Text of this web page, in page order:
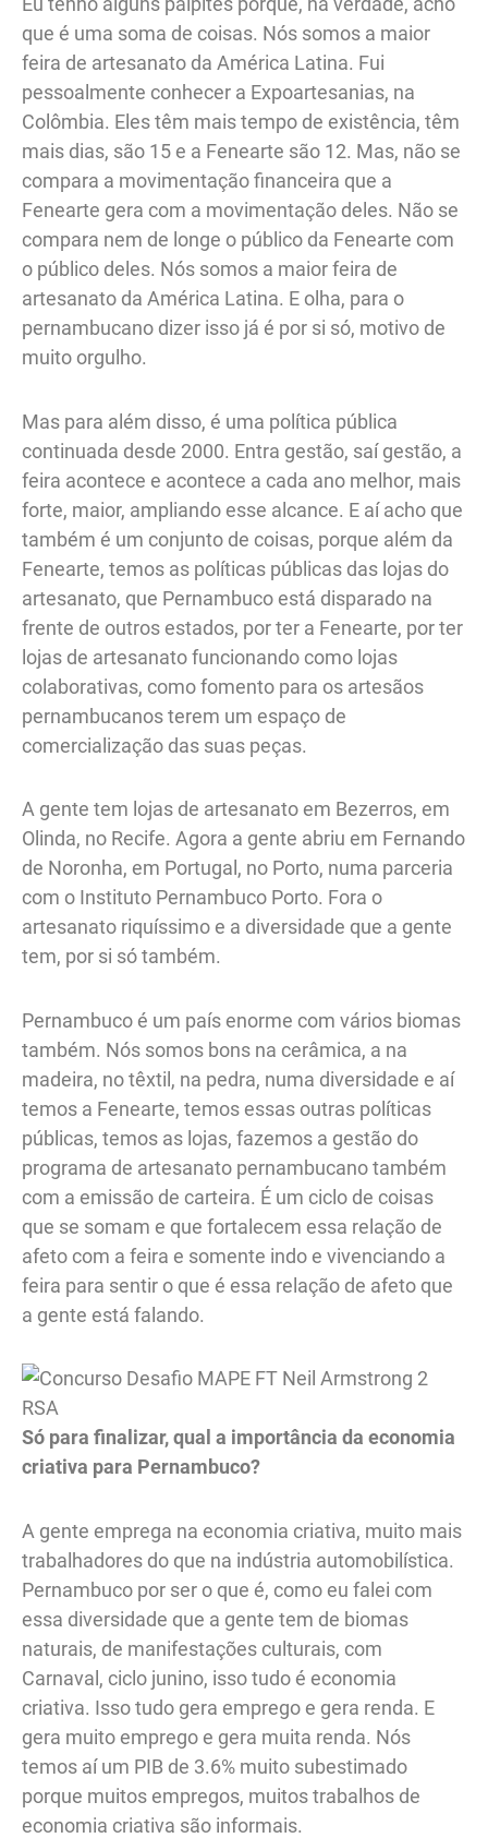
que é uma soma de coisas. Nós somos a maior
feira de artesanato da América Latina. Fui
pessoalmente conhecer a Expoartesanias, na
Colômbia. Eles têm mais tempo de existência, têm
mais dias, são 15 e a Fenearte são 12. Mas, não se
compara a movimentação financeira que a
Fenearte gera com a movimentação deles. Não se
compara nem de longe o público da Fenearte com
o público deles. Nós somos a maior feira de
artesanato da América Latina. E olha, para o
pernambucano dizer isso já é por si só, motivo de
muito orgulho.
Mas para além disso, é uma política pública
continuada desde 2000. Entra gestão, saí gestão, a
feira acontece e acontece a cada ano melhor, mais
forte, maior, ampliando esse alcance. E aí acho que
também é um conjunto de coisas, porque além da
Fenearte, temos as políticas públicas das lojas do
artesanato, que Pernambuco está disparado na
frente de outros estados, por ter a Fenearte, por ter
lojas de artesanato funcionando como lojas
colaborativas, como fomento para os artesãos
pernambucanos terem um espaço de
comercialização das suas peças.
A gente tem lojas de artesanato em Bezerros, em
Olinda, no Recife. Agora a gente abriu em Fernando
de Noronha, em Portugal, no Porto, numa parceria
com o Instituto Pernambuco Porto. Fora o
artesanato riquíssimo e a diversidade que a gente
tem, por si só também.
Pernambuco é um país enorme com vários biomas
também. Nós somos bons na cerâmica, a na
madeira, no têxtil, na pedra, numa diversidade e aí
temos a Fenearte, temos essas outras políticas
públicas, temos as lojas, fazemos a gestão do
programa de artesanato pernambucano também
com a emissão de carteira. É um ciclo de coisas
que se somam e que fortalecem essa relação de
afeto com a feira e somente indo e vivenciando a
feira para sentir o que é essa relação de afeto que
a gente está falando.
RSA
Só para finalizar, qual a importância da economia
criativa para Pernambuco?
A gente emprega na economia criativa, muito mais
trabalhadores do que na indústria automobilística.
Pernambuco por ser o que é, como eu falei com
essa diversidade que a gente tem de biomas
naturais, de manifestações culturais, com
Carnaval, ciclo junino, isso tudo é economia
criativa. Isso tudo gera emprego e gera renda. E
gera muito emprego e gera muita renda. Nós
temos aí um PIB de 3.6% muito subestimado
porque muitos empregos, muitos trabalhos de
economia criativa são informais.